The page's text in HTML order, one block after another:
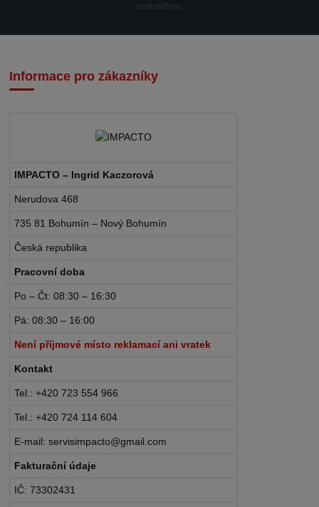
newsletteru.
Informace pro zákazníky
IMPACTO – Ingrid Kaczorová
Nerudova 468
735 81 Bohumín – Nový Bohumín
Česká republika
Pracovní doba
Po – Čt: 08:30 – 16:30
Pá: 08:30 – 16:00
Není příjmové místo reklamací ani vratek
Kontakt
Tel.: +420 723 554 966
Tel.: +420 724 114 604
E-mail: servisimpacto@gmail.com
Fakturační údaje
IČ: 73302431